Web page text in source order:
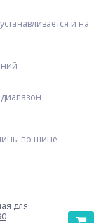
и на
по шине-
для